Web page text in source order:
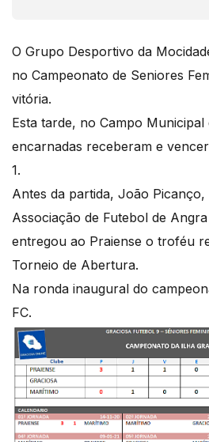
O Grupo Desportivo da
no Campeonato de Seniores
vitória.
Esta tarde, no Campo
encarnadas receberam e
1.
Antes da partida, João
Associação de Futebol de
entregou ao Praiense o troféu
Torneio de Abertura.
Na ronda inaugural do
FC.